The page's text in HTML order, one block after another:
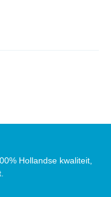
Hollandse kwaliteit,